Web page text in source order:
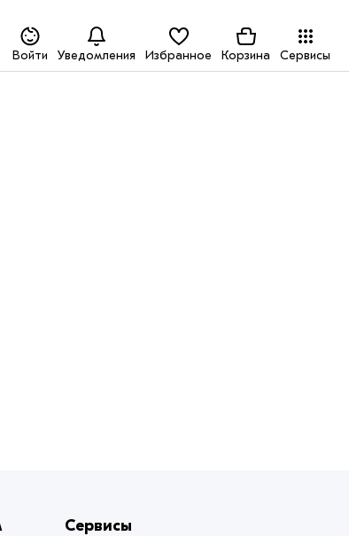
Войти Уведомления Избранное Корзина Сервисы
Сервисы